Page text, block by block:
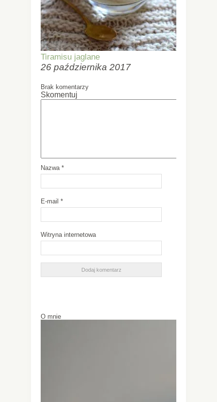
Tiramisu jaglane
26 października 2017
Brak komentarzy
Skomentuj
Nazwa *
E-mail *
Witryna internetowa
O mnie